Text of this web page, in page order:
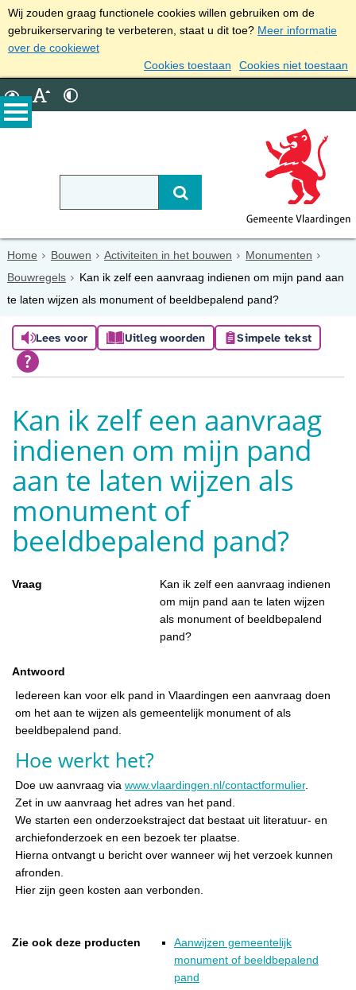
Wij zouden graag functionele cookies willen gebruiken om de
gebruikerservaring te verbeteren, staat u dit toe? Meer informatie
over de cookiewet
Cookies toestaan
Cookies niet toestaan
Home Bouwen Activiteiten in het bouwen
Monumenten
Bouwregels
Kan ik zelf een aanvraag indienen om mijn pand aan
te laten wijzen als monument of beeldbepalend pand?
Lees voor Uitleg woorden Simpele tekst
Kan ik zelf een aanvraag
indienen om mijn pand
aan te laten wijzen als
monument of
beeldbepalend pand?
Vraag
Kan ik zelf een aanvraag indienen
om mijn pand aan te laten wijzen
als monument of beeldbepalend
pand?
Antwoord
Iedereen kan voor elk pand in Vlaardingen een aanvraag doen
om het aan te wijzen als gemeentelijk monument of als
beeldbepalend pand.
Hoe werkt het?
Doe uw aanvraag via www.vlaardingen.nl/contactformulier.
Zet in uw aanvraag het adres van het pand.
We starten een onderzoekstraject dat bestaat uit literatuur- en
archiefonderzoek en een bezoek ter plaatse.
Hierna ontvangt u bericht over wanneer wij het verzoek kunnen
afronden.
Hier zijn geen kosten aan verbonden.
Zie ook deze producten
Aanwijzen gemeentelijk
monument of beeldbepalend
pand